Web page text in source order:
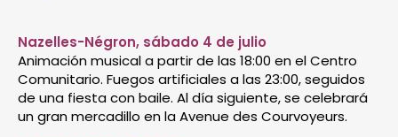
Nazelles-Négron, sábado 4 de julio
Animación musical a partir de las 18:00 en el Centro
Comunitario. Fuegos artificiales a las 23:00, seguidos
de una fiesta con baile. Al día siguiente, se celebrará
un gran mercadillo en la Avenue des Courvoyeurs.